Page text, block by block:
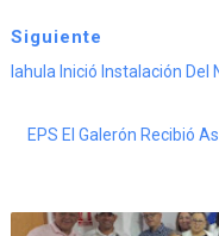
Siguiente
Iahula Inició Instalación
EPS El Galerón Recibió